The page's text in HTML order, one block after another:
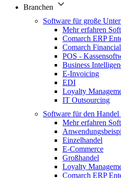
Branchen
Software für große
Mehr erfahren
Comarch ERP
Comarch
POS -
Business
E-Invoicing
EDI
Loyalty
IT Outsourcing
Software für den Handel
Mehr erfahren
Einzelhandel
E-Commerce
Großhandel
Loyalty
Comarch ERP